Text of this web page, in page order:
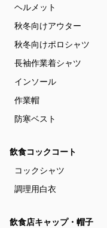
ヘルメット
秋冬向けアウター
秋冬向けポロシャツ
長袖作業着シャツ
インソール
作業帽
防寒ベスト
飲食コックコート
コックシャツ
調理用白衣
飲食店キャップ・帽子